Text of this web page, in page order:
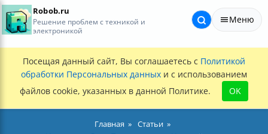
Robob.ru
Решение проблем с техникой и
электроникой
Меню
Посещая данный сайт, Вы соглашаетесь с Политикой
обработки Персональных данных и с использованием
файлов cookie, указанных в данной Политике.
OK
Главная
Статьи